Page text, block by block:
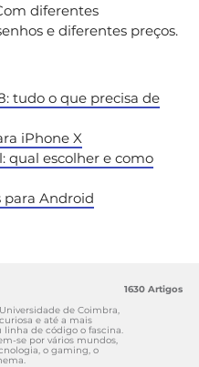
diferentes
e diferentes preços.
tudo o que precisa de
iPhone X
qual escolher e como
para Android
de Coimbra,
e até a mais
de código o fascina.
se por vários mundos,
o gaming, o
1630 Artigos